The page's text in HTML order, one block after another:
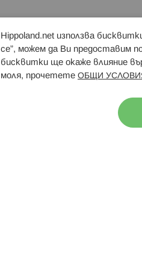
Брошури Магазини
Hippoland.net използва
се”, можем да Ви предоставим
бисквитки ще окаже влияние
моля, прочетете ОБЩИ